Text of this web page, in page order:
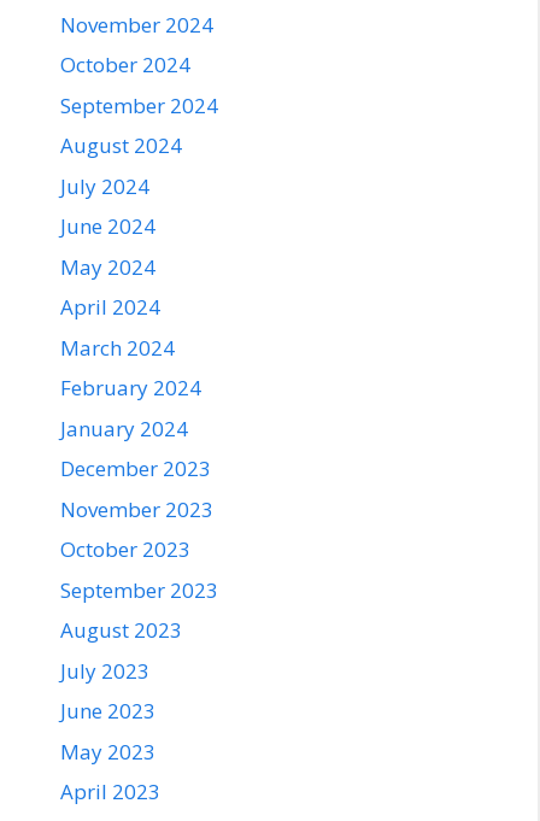
November 2024
October 2024
September 2024
August 2024
July 2024
June 2024
May 2024
April 2024
March 2024
February 2024
January 2024
December 2023
November 2023
October 2023
September 2023
August 2023
July 2023
June 2023
May 2023
April 2023